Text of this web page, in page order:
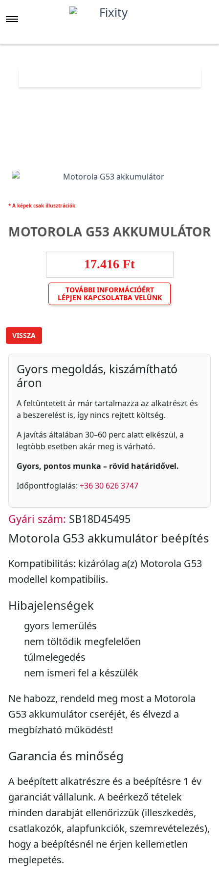
* A képek csak illusztrációk
MOTOROLA G53 AKKUMULÁTOR
17.416 Ft
TOVÁBBI INFORMÁCIÓÉRT
LÉPJEN KAPCSOLATBA VELÜNK
VISSZA
Gyors megoldás, kiszámítható
áron
A feltüntetett ár már tartalmazza az alkatrészt és
a beszerelést is, így nincs rejtett költség.
A javítás általában 30–60 perc alatt elkészül, a
legtöbb esetben akár meg is várható.
Gyors, pontos munka – rövid határidővel.
Időpontfoglalás: +36 30 626 3747
Gyári szám: SB18D45495
Motorola G53 akkumulátor beépítés
Kompatibilitás: kizárólag a(z) Motorola G53
modellel kompatibilis.
Hibajelenségek
gyors lemerülés
nem töltődik megfelelően
túlmelegedés
nem ismeri fel a készülék
Ne habozz, rendeld meg most a Motorola
G53 akkumulátor cseréjét, és élvezd a
megbízható működést!
Garancia és minőség
A beépített alkatrészre és a beépítésre 1 év
garanciát vállalunk. A beérkező tételek
minden darabját ellenőrizzük (illeszkedés,
csatlakozók, alapfunkciók, szemrevételezés),
hogy a beépítésnél ne érjen kellemetlen
meglepetés.